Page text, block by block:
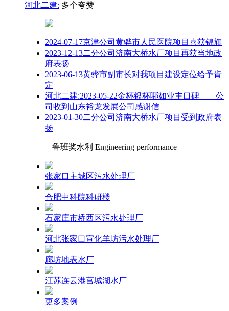
河北二建: 多个夸赞
2024-07-17京津公司黄骅市人民医院项目喜获锦旗
2023-12-13二分公司济南大桥水厂项目再获当地政
府表扬
2023-06-13黄骅市副市长对我项目建设定位给予肯
定
河北二建:2023-05-22金杯银杯哪如业主口碑——公
司收到山东裕龙发展公司感谢信
2023-01-30二分公司济南大桥水厂项目受到政府表
扬
鲁班奖水利 Engineering performance
张家口主城区污水处理厂
合肥中科院科研楼
石家庄市桥西区污水处理厂
河北张家口宣化羊坊污水处理厂
廊坊地表水厂
江苏连云港莒城湖水厂
更多案例